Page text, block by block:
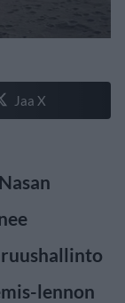
Jaa X
lennon